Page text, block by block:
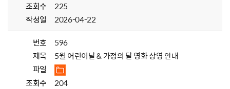
조회수
225
작성일
2026-04-22
번호
596
제목
5월 어린이날 & 가정의 달 영화 상영 안내
파일
조회수
204